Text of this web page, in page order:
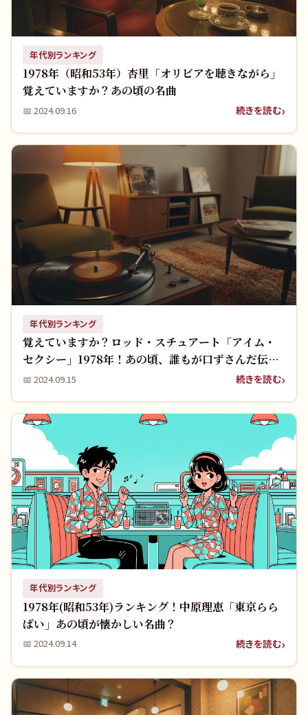
年代別ランキング
1978年（昭和53年）杏里「オリビアを聴きながら」
覚えていますか？あの頃の名曲
📅 2024.09.16 続きを読む
年代別ランキング
覚えていますか？ロッド・スチュアート「アイム・
セクシー」1978年！あの頃、誰もが口ずさんだ伝説
の洋楽！
📅 2024.09.15 続きを読む
年代別ランキング
1978年(昭和53年)ランキング！中原理恵「東京らら
ばい」あの頃が懐かしい名曲？
📅 2024.09.14 続きを読む